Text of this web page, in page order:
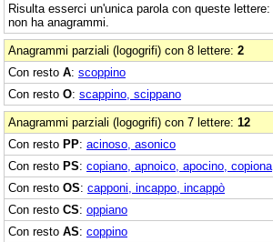
Risulta esserci un'unica parola con queste lettere:
non ha anagrammi.
Anagrammi parziali (logogrifi) con 8 lettere: 2
Con resto A: scoppino
Con resto O: scappino, scippano
Anagrammi parziali (logogrifi) con 7 lettere: 12
Con resto PP: acinoso, asonico
Con resto PS: copiano, apnoico, apocino, copiona
Con resto OS: capponi, incappo, incappò
Con resto CS: oppiano
Con resto AS: coppino